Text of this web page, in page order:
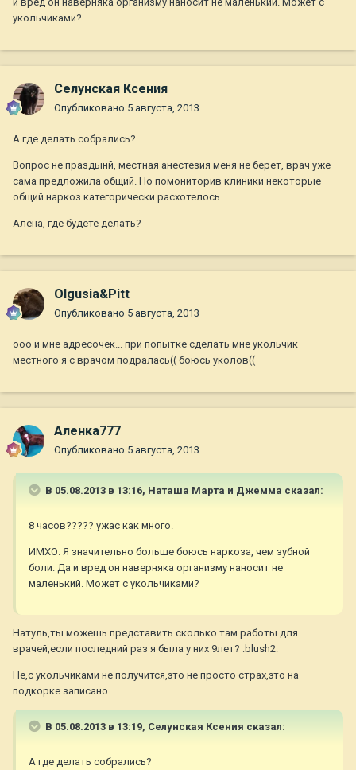
укольчиками?
Селунская Ксения
Опубликовано 5 августа, 2013
А где делать собрались?
Вопрос не праздынй, местная анестезия меня не берет, врач уже
сама предложила общий. Но помониторив клиники некоторые
общий наркоз категорически расхотелось.
Алена, где будете делать?
Olgusia&Pitt
Опубликовано 5 августа, 2013
ооо и мне адресочек... при попытке сделать мне укольчик
местного я с врачом подралась(( боюсь уколов((
Аленка777
Опубликовано 5 августа, 2013
В 05.08.2013 в 13:16, Наташа Марта и Джемма сказал:
8 часов????? ужас как много.
ИМХО. Я значительно больше боюсь наркоза, чем зубной
боли. Да и вред он наверняка организму наносит не
маленький. Может с укольчиками?
Натуль,ты можешь представить сколько там работы для
врачей,если последний раз я была у них 9лет? :blush2:
Не,с укольчиками не получится,это не просто страх,это на
подкорке записано
В 05.08.2013 в 13:19, Селунская Ксения сказал:
А где делать собрались?